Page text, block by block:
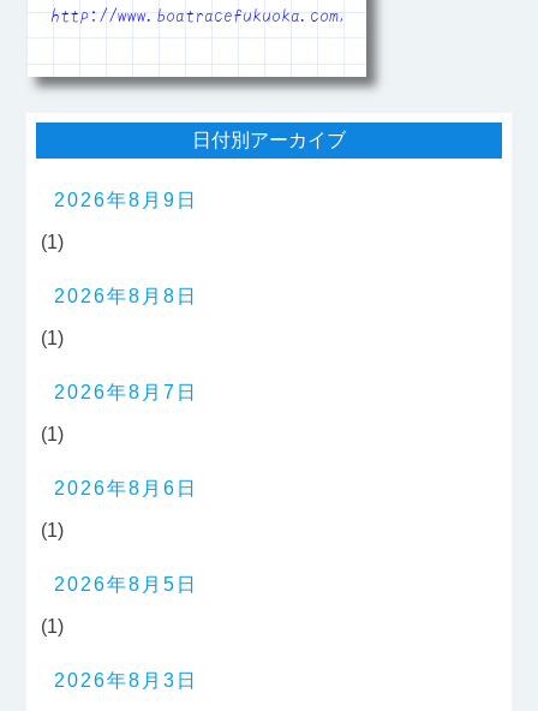
http://www.boatracefukuoka.com/
日付別アーカイブ
2026年8月9日
(1)
2026年8月8日
(1)
2026年8月7日
(1)
2026年8月6日
(1)
2026年8月5日
(1)
2026年8月3日